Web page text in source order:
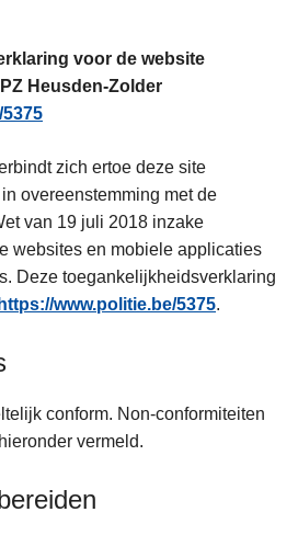
voor de website
Heusden-Zolder
zich ertoe deze site
overeenstemming met de
van 19 juli 2018 inzake
websites en mobiele applicaties
Deze toegankelijkheidsverklaring
https://www.politie.be/5375.
conform. Non-conformiteiten
vermeld.